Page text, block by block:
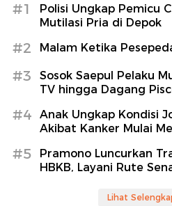
#1
Polisi Ungkap Pemicu
Mutilasi Pria di Depok
#2 Malam Ketika
#3
Sosok Saepul Pelaku
TV hingga Dagang
#4
Anak Ungkap Kondisi
Akibat Kanker Mulai
#5
Pramono Luncurkan
HBKB, Layani Rute
Lihat